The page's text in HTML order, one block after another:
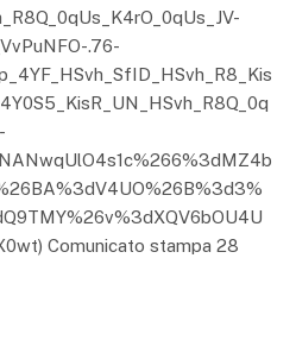
.76-
Comunicato stampa 28